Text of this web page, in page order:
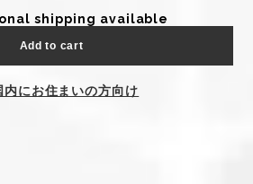
shipping available
Add to cart
内にお住まいの方向け